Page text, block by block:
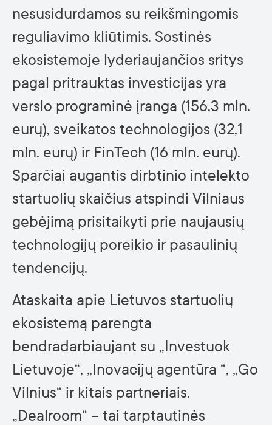
nesusidurdamos su reikšmingomis
reguliavimo kliūtimis. Sostinės
ekosistemoje lyderiaujančios sritys
pagal pritrauktas investicijas yra
verslo programinė įranga (156,3 mln.
eurų), sveikatos technologijos (32,1
mln. eurų) ir FinTech (16 mln. eurų).
Sparčiai augantis dirbtinio intelekto
startuolių skaičius atspindi Vilniaus
gebėjimą prisitaikyti prie naujausių
technologijų poreikio ir pasaulinių
tendencijų.
Ataskaita apie Lietuvos startuolių
ekosistemą parengta
bendradarbiaujant su „Investuok
Lietuvoje“, „Inovacijų agentūra “, „Go
Vilnius“ ir kitais partneriais.
„Dealroom“ – tai tarptautinės